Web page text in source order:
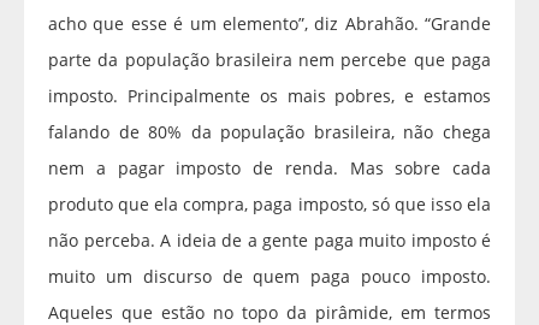
acho que esse é um elemento”, diz Abrahão. “Grande
parte da população brasileira nem percebe que paga
imposto. Principalmente os mais pobres, e estamos
falando de 80% da população brasileira, não chega
nem a pagar imposto de renda. Mas sobre cada
produto que ela compra, paga imposto, só que isso ela
não perceba. A ideia de a gente paga muito imposto é
muito um discurso de quem paga pouco imposto.
Aqueles que estão no topo da pirâmide, em termos